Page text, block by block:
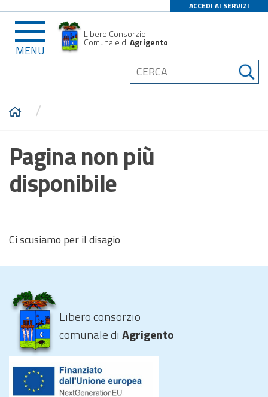
ACCEDI AI SERVIZI
MENU
Libero Consorzio
Comunale diAgrigento
/
Pagina non più
disponibile
Ci scusiamo per il disagio
Libero consorzio
comunale diAgrigento